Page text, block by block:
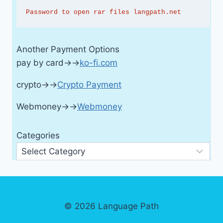
Password to open rar files langpath.net
Another Payment Options
pay by card→→ko-fi.com
crypto→→Crypto Payment
Webmoney→→Webmoney
Categories
© 2026 Language Path